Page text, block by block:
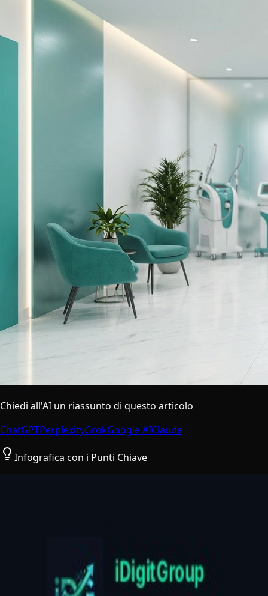
Chiedi all'AI un riassunto di questo articolo
ChatGPTPerplexityGrokGoogle AIClaude
Infografica con i Punti Chiave